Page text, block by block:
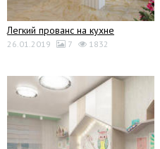
Легкий прованс на кухне
26.01.2019 7 1832